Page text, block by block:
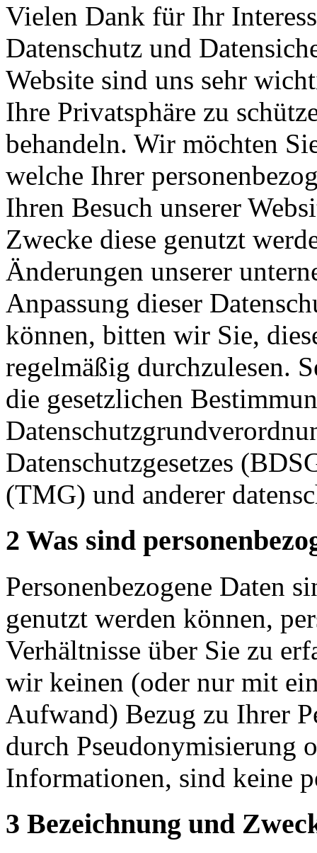
Vielen Dank für Ihr
Datenschutz und
Website sind uns sehr
Ihre Privatsphäre zu
behandeln. Wir möchten
welche Ihrer
Ihren Besuch unserer
Zwecke diese genutzt
Änderungen unserer
Anpassung dieser
können, bitten wir Sie,
regelmäßig durchzulesen.
die gesetzlichen
Datenschutzgesetzes
(TMG) und anderer
2 Was sind
Personenbezogene Daten
genutzt werden können,
Verhältnisse über Sie zu
wir keinen (oder nur mit
Aufwand) Bezug zu Ihrer
durch Pseudonymisierung
Informationen, sind keine
3 Bezeichnung und